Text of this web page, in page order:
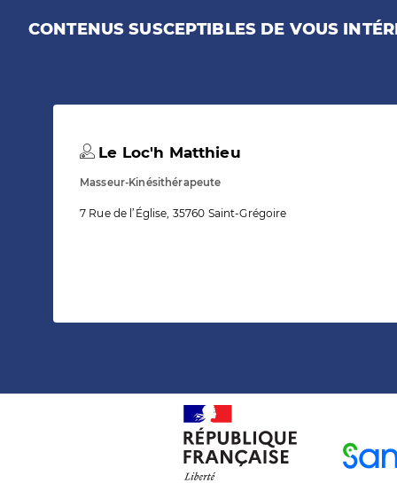
CONTENUS SUSCEPTIBLES DE VOUS
Le Loc'h Matthieu
Masseur-Kinésithérapeute
7 Rue de l’Église, 35760 Saint-Grégoire